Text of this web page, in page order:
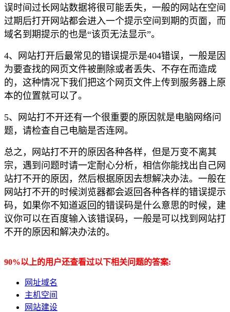
误时间过长网站数据将很可能丢失，一般的网站在空间
过期后打开网站都会进入一个提示空间到期的页面，而
域名到期提示的也是“该页无法显示”。
4、网站打开后最常见的错误提示是404错误，一般是因
为要查找的网页文件被删除或者丢失、不存在而造成
的，这种情况下我们把这个网页文件上传到服务器上原
本的位置就可以了。
5、网站打不开还有一个很重要的原因就是电脑网络问
题，请检查自己电脑是否连网。
总之，网站打不开的原因各种各样，但是万变不离其
宗，遇到问题时请一定耐心分析，相信你能找出自己网
站打不开的原因，然后根据原因去想解决办法。一般在
网站打不开的时候浏览器都会返回各种各样的错误提示
码，如果你不知道返回的错误码是什么意思的时候，建
议你可以在百度输入该错误码，一般是可以找到网站打
不开的原因和解决办法的。
90%以上的用户还查看过以下相关问题的答案:
网址域名
主机空间
网站建设